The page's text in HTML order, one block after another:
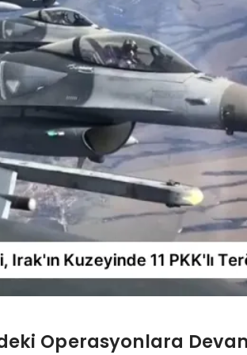
Operasyonlara